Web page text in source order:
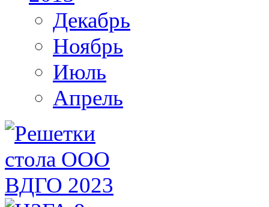
Декабрь
Ноябрь
Июль
Апрель